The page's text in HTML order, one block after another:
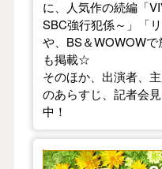
に、人気作の続編「
SBC強行犯係～」「
や、BS＆WOWOW
も掲載☆
そのほか、出演者、
のあらすじ、記者会
中！
【2026年春】TV